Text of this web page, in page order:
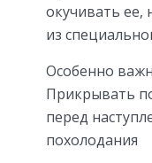
окучивать ее,
из
Особенно
Прикрывать
перед
похолодания